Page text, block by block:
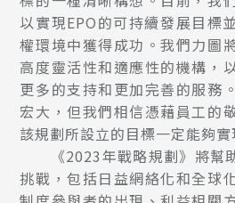
以實現EPO的可持續發展目標
權環境中獲得成功。我們力圖
高度靈活性和適應性的機構，
更多的支持和更加完善的服務
宏大，但我們相信憑藉員工的
該規劃所設立的目標一定能夠實
《2023年戰略規劃》將幫
挑戰，包括日益網絡化和全球